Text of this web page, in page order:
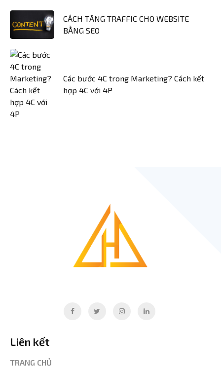
CÁCH TĂNG TRAFFIC CHO WEBSITE
BẰNG SEO
Các bước 4C trong Marketing? Cách kết
hợp 4C với 4P
Liên kết
TRANG CHỦ